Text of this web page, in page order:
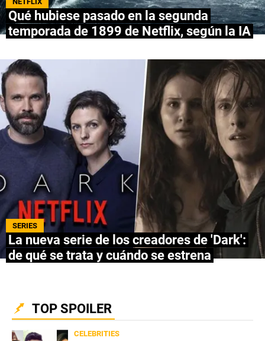
NETFLIX
APPLE TV+
MÚSICA
CELEBRITIES
INFLUENCERS
SPOILER US
Escribe en Spoiler
Qué hubiese pasado en la segunda
temporada de 1899 de Netflix, según la IA
SERIES
La nueva serie de los creadores de 'Dark':
de qué se trata y cuándo se estrena
TOP SPOILER
CELEBRITIES